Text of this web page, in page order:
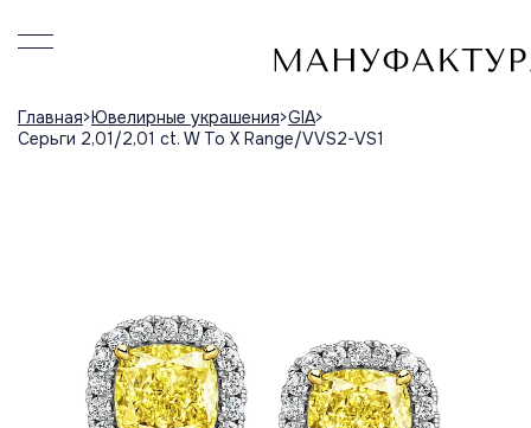
Главная Ювелирные украшения GIA
Серьги 2,01/2,01 ct. W To X Range/VVS2-VS1